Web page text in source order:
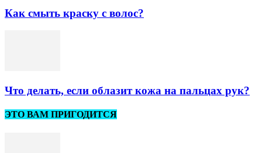
Как смыть краску с волос?
Что делать, если облазит кожа на пальцах рук?
ЭТО ВАМ ПРИГОДИТСЯ